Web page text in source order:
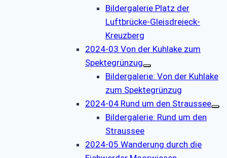
Bildergalerie Platz der
Luftbrücke-Gleisdreieck-
Kreuzberg
2024-03 Von der Kuhlake zum
Spektegrünzug
Bildergalerie: Von der Kuhlake
zum Spektegrünzug
2024-04 Rund um den Straussee
Bildergalerie: Rund um den
Straussee
2024-05 Wanderung durch die